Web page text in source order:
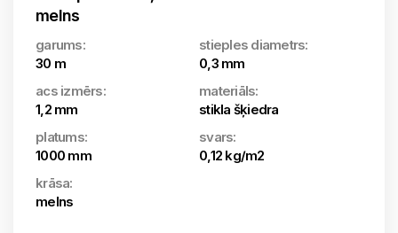
melns
garums:
30 m
stieples diametrs:
0,3 mm
acs izmērs:
1,2 mm
materiāls:
stikla šķiedra
platums:
1000 mm
svars:
0,12 kg/m2
krāsa:
melns